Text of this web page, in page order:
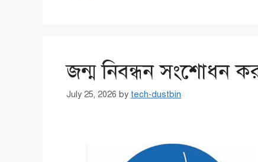
জন্ম নিবন্ধন সংশোধন
July 25, 2026 by tech-dustbin